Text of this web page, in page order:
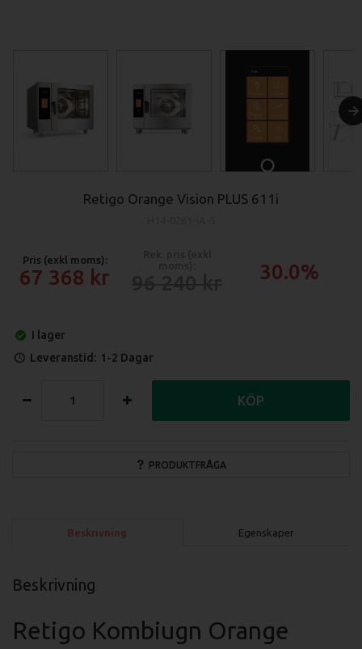
Retigo Orange Vision PLUS 611i
Pris (exkl moms):
67 368 30.0%
I lager
Leveranstid: 1-2 Dagar
PRODUKTFRÅGA
KÖP
Beskrivning Egenskaper
Beskrivning
Retigo Kombiugn Orange